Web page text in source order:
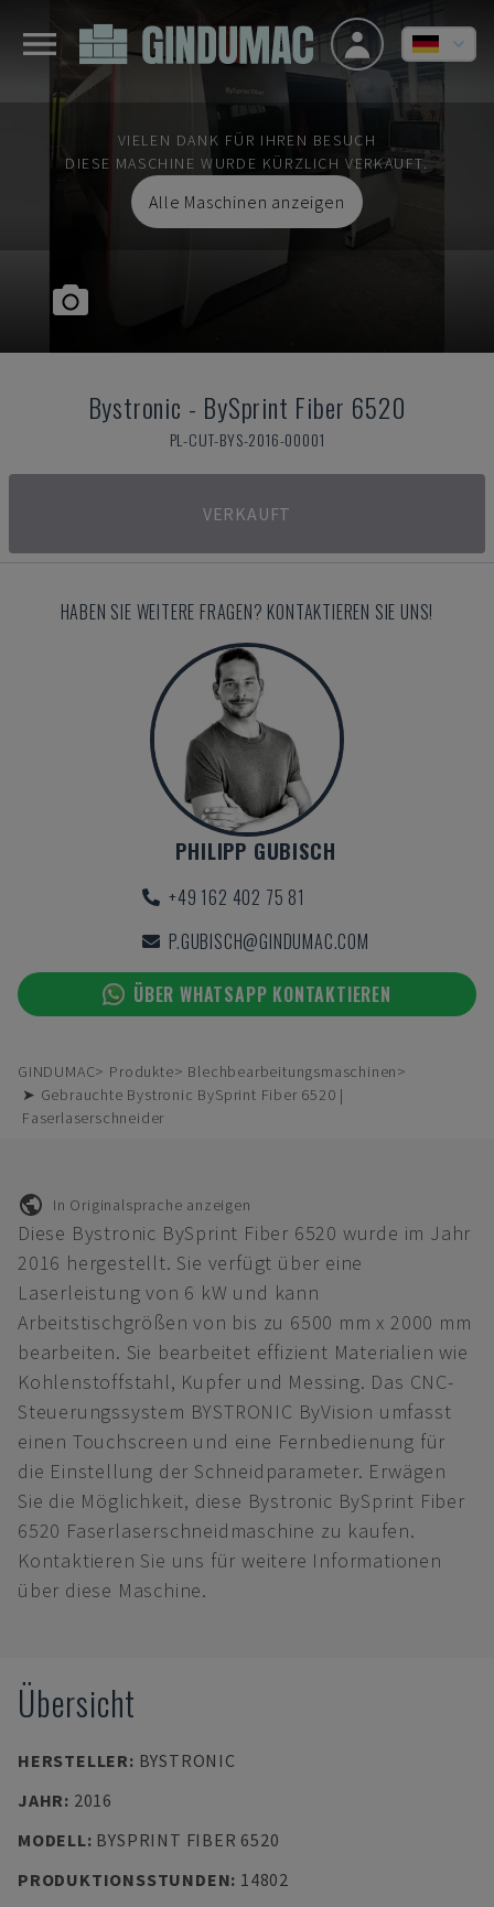
VIELEN DANK FÜR IHREN BESUCH
DIESE MASCHINE WURDE KÜRZLICH VERKAUFT.
Alle Maschinen anzeigen
Bystronic - BySprint Fiber 6520
PL-CUT-BYS-2016-00001
VERKAUFT
HABEN SIE WEITERE FRAGEN? KONTAKTIEREN SIE UNS!
PHILIPP GUBISCH
+49 162 402 75 81
P.GUBISCH@GINDUMAC.COM
ÜBER WHATSAPP KONTAKTIEREN
GINDUMAC Produkte
Blechbearbeitungsmaschinen
➤ Gebrauchte Bystronic BySprint Fiber 6520 |
Faserlaserschneider
In Originalsprache anzeigen
Diese Bystronic BySprint Fiber 6520 wurde im Jahr
2016 hergestellt. Sie verfügt über eine
Laserleistung von 6 kW und kann
Arbeitstischgrößen von bis zu 6500 mm x 2000 mm
bearbeiten. Sie bearbeitet effizient Materialien wie
Kohlenstoffstahl, Kupfer und Messing. Das CNC-
Steuerungssystem BYSTRONIC ByVision umfasst
einen Touchscreen und eine Fernbedienung für
die Einstellung der Schneidparameter. Erwägen
Sie die Möglichkeit, diese Bystronic BySprint Fiber
6520 Faserlaserschneidmaschine zu kaufen.
Kontaktieren Sie uns für weitere Informationen
über diese Maschine.
Übersicht
HERSTELLER: BYSTRONIC
JAHR: 2016
MODELL: BYSPRINT FIBER 6520
PRODUKTIONSSTUNDEN: 14802